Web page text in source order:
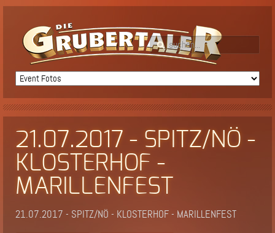
21.07.2017 - SPITZ/NÖ -
KLOSTERHOF -
MARILLENFEST
21.07.2017 - SPITZ/NÖ - KLOSTERHOF - MARILLENFEST